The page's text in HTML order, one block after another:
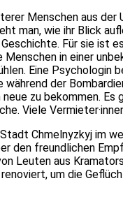
Menschen aus der
man, wie ihr Blick
Für sie ist
in einer
Eine Psychologin
während der
zu bekommen.
Viele
Chmelnyzkyj im
den freundlichen
Leuten aus
um die